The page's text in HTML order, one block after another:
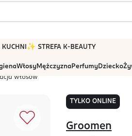
KUCHNI ✨ STREFA K-BEAUTY
WłosyMężczyznaPerfumyDziecko
włosów
TYLKO ONLINE
Groomen